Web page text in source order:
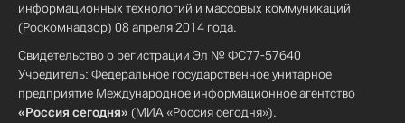
информационных технологий и массовых коммуникаций
(Роскомнадзор) 08 апреля 2014 года.
Свидетельство о регистрации Эл № ФС77-57640
Учредитель: Федеральное государственное унитарное
предприятие Международное информационное агентство
«Россия сегодня» (МИА «Россия сегодня»).